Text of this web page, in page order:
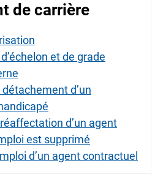
de carrière
et de grade
d’un
d’un agent
est supprimé
d’un agent contractuel